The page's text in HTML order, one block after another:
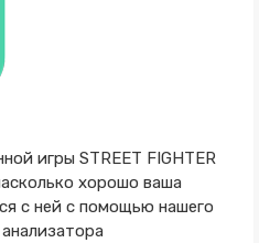
игры STREET FIGHTER
хорошо ваша
с ней с помощью нашего